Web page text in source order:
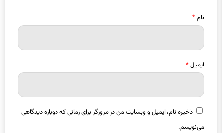
نام*
ایمیل*
ذخیره نام، ایمیل و وبسایت من در مرورگر برای زمانی که دوباره دیدگاهی
می‌نویسم.